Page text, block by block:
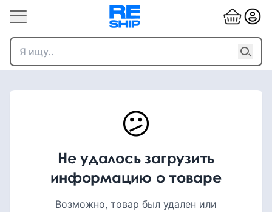
😕
Не удалось загрузить
информацию о товаре
Возможно, товар был удален или